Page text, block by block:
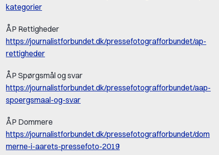
kategorier
ÅP Rettigheder
https://journalistforbundet.dk/pressefotografforbundet/ap-
rettigheder
ÅP Spørgsmål og svar
https://journalistforbundet.dk/pressefotografforbundet/aap-
spoergsmaal-og-svar
ÅP Dommere
https://journalistforbundet.dk/pressefotografforbundet/dom
merne-i-aarets-pressefoto-2019